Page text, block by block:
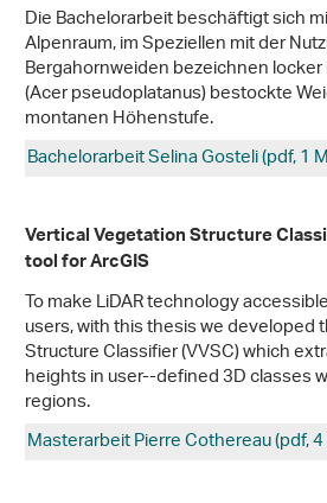
Die Bachelorarbeit beschäftigt sich
Alpenraum, im Speziellen mit der
Bergahornweiden bezeichnen
(Acer pseudoplatanus) bestockte
montanen Höhenstufe.
Bachelorarbeit Selina Gosteli (pdf, 1
Vertical Vegetation Structure
tool for ArcGIS
To make LiDAR technology
users, with this thesis we developed
Structure Classifier (VVSC) which
heights in user-­‐defined 3D classes
regions.
Masterarbeit Pierre Cothereau (pdf,